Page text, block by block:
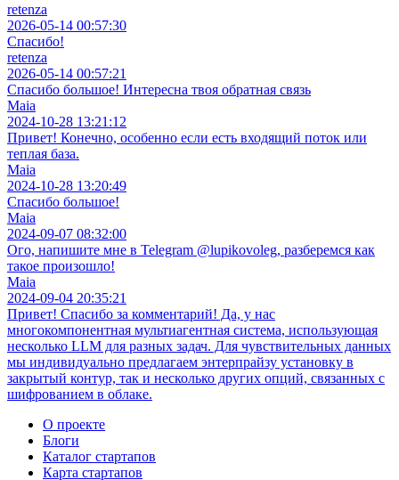
retenza
2026-05-14 00:57:30
Спасибо!
retenza
2026-05-14 00:57:21
Спасибо большое! Интересна твоя обратная связь
Maia
2024-10-28 13:21:12
Привет! Конечно, особенно если есть входящий поток или
теплая база.
Maia
2024-10-28 13:20:49
Спасибо большое!
Maia
2024-09-07 08:32:00
Ого, напишите мне в Telegram @lupikovoleg, разберемся как
такое произошло!
Maia
2024-09-04 20:35:21
Привет! Спасибо за комментарий! Да, у нас
многокомпонентная мультиагентная система, использующая
несколько LLM для разных задач. Для чувствительных данных
мы индивидуально предлагаем энтерпрайзу установку в
закрытый контур, так и несколько других опций, связанных с
шифрованием в облаке.
О проекте
Блоги
Каталог стартапов
Карта стартапов